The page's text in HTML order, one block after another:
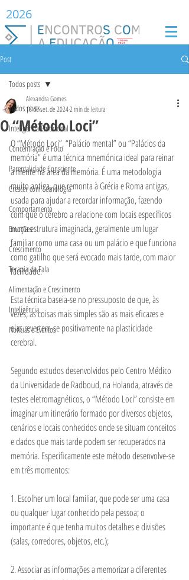
2026
Post
Todos posts
Inteligência Emocional
Concentração e Foco
Parentalidade Consciente
Crescer com Tecnologia
Comportamento
Emoções
Crescimento
Terapia da Fala
Alimentação e Crescimento
Inteligência
Notícias e Eventos
Todos posts
O “Método Loci”
Alexandra Gomes
16 de set. de 20242 min de leitura
O “Método Loci”, “Palácio mental” ou “Palácios da
memória” é uma técnica mnemónica ideal para reinar
a mente na área da memória. É uma metodologia
muito antiga, que remonta à Grécia e Roma antigas,
usada para ajudar a recordar informação, fazendo
com que o cérebro a relacione com locais específicos
numa estrutura imaginada, geralmente um lugar
familiar como uma casa ou um palácio e que funciona
como gatilho que será evocado mais tarde, com maior
facilidade.
Esta técnica baseia-se no pressuposto de que, às
vezes, as coisas mais simples são as mais eficazes e
elas revertem-se positivamente na plasticidade
cerebral.
Segundo estudos desenvolvidos pelo Centro Médico
da Universidade de Radboud, na Holanda, através de
testes eletromagnéticos, o “Método Loci” consiste em
imaginar um itinerário formado por diversos objetos,
cenários e locais conhecidos onde se situam conceitos
e dados que mais tarde podem ser recuperados na
memória. Especificamente este método desenvolve-se
em três momentos:
1. Escolher um local familiar, que pode ser uma casa
ou qualquer lugar conhecido pela pessoa; o
importante é que tenha muitos detalhes e divisões
(salas, corredores, objetos, etc.);
2. Associar as informações a memorizar a diferentes